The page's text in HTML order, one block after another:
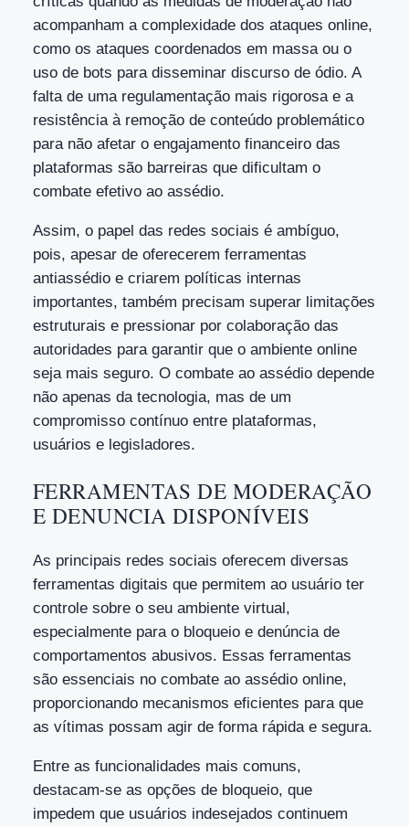
acompanham a complexidade dos ataques online,
como os ataques coordenados em massa ou o
uso de bots para disseminar discurso de ódio. A
falta de uma regulamentação mais rigorosa e a
resistência à remoção de conteúdo problemático
para não afetar o engajamento financeiro das
plataformas são barreiras que dificultam o
combate efetivo ao assédio.
Assim, o papel das redes sociais é ambíguo,
pois, apesar de oferecerem ferramentas
antiassédio e criarem políticas internas
importantes, também precisam superar limitações
estruturais e pressionar por colaboração das
autoridades para garantir que o ambiente online
seja mais seguro. O combate ao assédio depende
não apenas da tecnologia, mas de um
compromisso contínuo entre plataformas,
usuários e legisladores.
FERRAMENTAS DE MODERAÇÃO
E DENUNCIA DISPONÍVEIS
As principais redes sociais oferecem diversas
ferramentas digitais que permitem ao usuário ter
controle sobre o seu ambiente virtual,
especialmente para o bloqueio e denúncia de
comportamentos abusivos. Essas ferramentas
são essenciais no combate ao assédio online,
proporcionando mecanismos eficientes para que
as vítimas possam agir de forma rápida e segura.
Entre as funcionalidades mais comuns,
destacam-se as opções de bloqueio, que
impedem que usuários indesejados continuem